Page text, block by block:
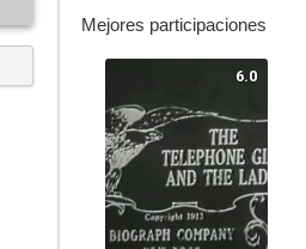
Mejores participaciones
6.0